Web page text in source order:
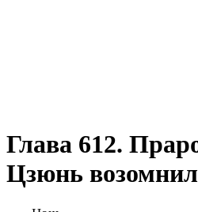
Глава 612.
Цзюнь возомнил